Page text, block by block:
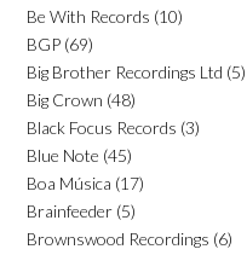
Be With Records (10)
BGP (69)
Big Brother Recordings Ltd (5)
Big Crown (48)
Black Focus Records (3)
Blue Note (45)
Boa Música (17)
Brainfeeder (5)
Brownswood Recordings (6)